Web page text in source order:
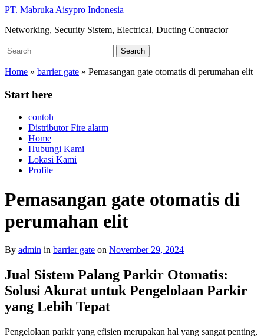
Skip
main
PT. Mabruka Aisypro Indonesia
Networking, Security Sistem, Electrical, Ducting Contractor
Search
for:
Search
Home » barrier gate » Pemasangan gate otomatis di perumahan elit
Start here
contoh
Distributor Fire alarm
Home
Hubungi Kami
Lokasi Kami
Profile
Pemasangan gate otomatis di
perumahan elit
By admin in barrier gate on November 29, 2024
Jual Sistem Palang Parkir Otomatis:
Solusi Akurat untuk Pengelolaan Parkir
yang Lebih Tepat
Pengelolaan parkir yang efisien merupakan hal yang sangat penting,